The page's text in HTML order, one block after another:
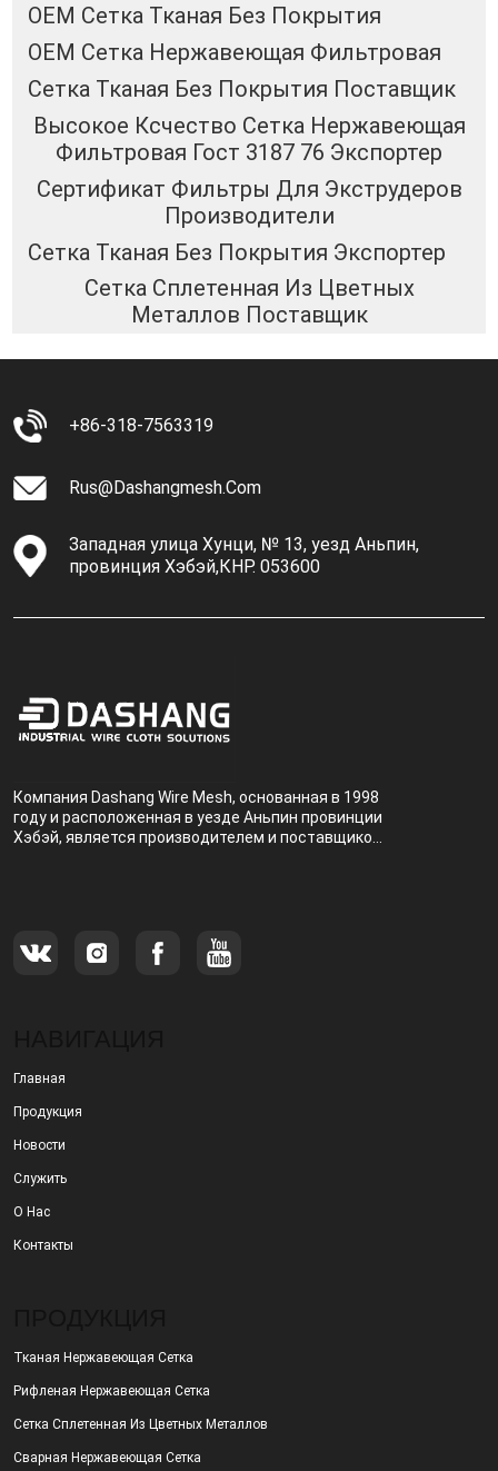
OEM Сетка Тканая Без Покрытия
OEM Сетка Нержавеющая Фильтровая
Сетка Тканая Без Покрытия Поставщик
Высокое Ксчество Сетка Нержавеющая
Фильтровая Гост 3187 76 Экспортер
Сертификат Фильтры Для Экструдеров
Производители
Сетка Тканая Без Покрытия Экспортер
Сетка Сплетенная Из Цветных
Металлов Поставщик
+86-318-7563319
Rus@dashangmesh.com
Западная улица Хунци, № 13, уезд Аньпин,
провинция Хэбэй,КНР. 053600
Компания Dashang Wire Mesh, основанная в 1998
году и расположенная в уезде Аньпин провинции
Хэбэй, является производителем и поставщиком,
Главная
Продукция
Новости
Служить
О Нас
Контакты
Тканая Нержавеющая Сетка
Рифленая Нержавеющая Сетка
Сетка Сплетенная Из Цветных Металлов
Сварная Нержавеющая Сетка